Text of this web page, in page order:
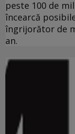
peste 100 de
încearcă
îngrijorător de
an.